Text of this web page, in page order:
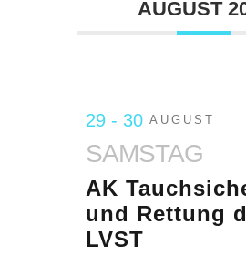
AUGUST
29 - 30 AUGUST
SAMSTAG
AK
und Rettung
LVST